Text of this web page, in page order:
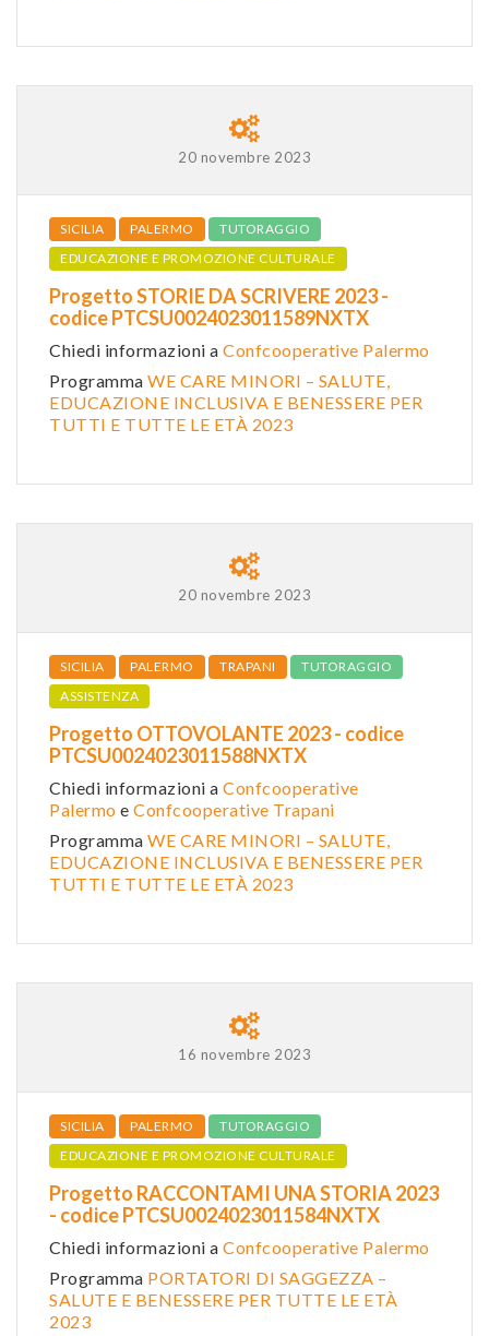
20 novembre 2023
SICILIA PALERMO
TUTORAGGIO
EDUCAZIONE E PROMOZIONE CULTURALE
Progetto STORIE DA SCRIVERE 2023 -
codice PTCSU0024023011589NXTX
Chiedi informazioni a Confcooperative Palermo
Programma WE CARE MINORI – SALUTE,
EDUCAZIONE INCLUSIVA E BENESSERE PER
TUTTI E TUTTE LE ETÀ 2023
20 novembre 2023
SICILIA PALERMO TRAPANI
TUTORAGGIO
ASSISTENZA
Progetto OTTOVOLANTE 2023 - codice
PTCSU0024023011588NXTX
Chiedi informazioni a Confcooperative
Palermo e Confcooperative Trapani
Programma WE CARE MINORI – SALUTE,
EDUCAZIONE INCLUSIVA E BENESSERE PER
TUTTI E TUTTE LE ETÀ 2023
16 novembre 2023
SICILIA PALERMO
TUTORAGGIO
EDUCAZIONE E PROMOZIONE CULTURALE
Progetto RACCONTAMI UNA STORIA 2023
- codice PTCSU0024023011584NXTX
Chiedi informazioni a Confcooperative Palermo
Programma PORTATORI DI SAGGEZZA –
SALUTE E BENESSERE PER TUTTE LE ETÀ
2023